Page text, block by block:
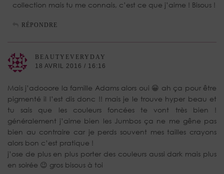
collection mais tu me connais, c’est ce que j’aime ! Bisous !
RÉPONDRE
BEAUTYEVERYDAY
18 AVRIL 2016 / 16:16
Mais j’adooore la famille Adams alors oui 😀 ah ça pour être
pigmenté il l’est dis donc !! mais je le trouve hyper beau et
tu sais que les couleurs foncées te vont très bien !
généralement j’aime bien les Jumbos ça ne me gêne pas
bien au contraire car je perds souvent mes tailles crayons
alors bon c’est pratique !
j’ose de plus en plus porter des couleurs aussi dark mais plus
en soirée 😉 gros bisous à toi